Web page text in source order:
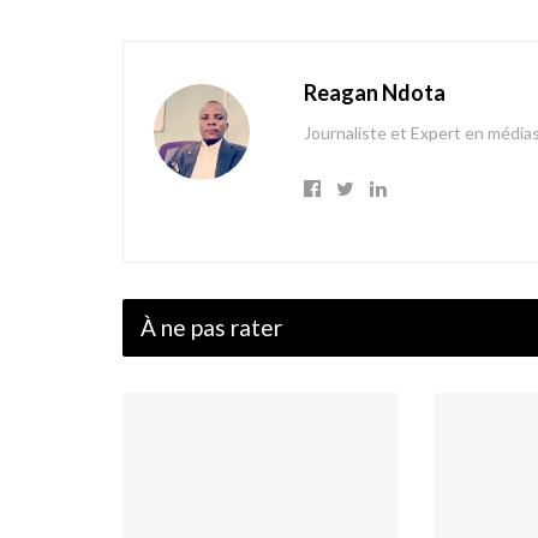
Reagan Ndota
Journaliste et Expert en
À ne pas rater